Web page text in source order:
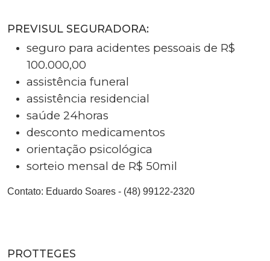
PREVISUL SEGURADORA:
seguro para acidentes pessoais de R$
100.000,00
assistência funeral
assistência residencial
saúde 24horas
desconto medicamentos
orientação psicológica
sorteio mensal de R$ 50mil
Contato: Eduardo Soares - (48) 99122-2320
PROTTEGES